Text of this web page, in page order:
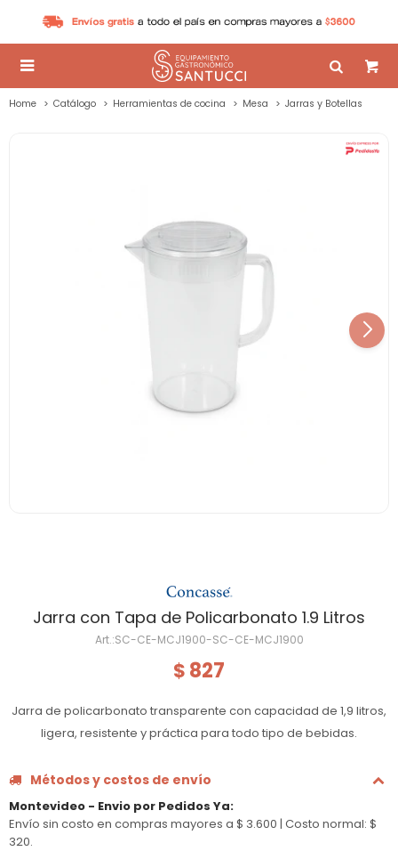

Home Catálogo Herramientas de cocina Mesa Jarras y Botellas
Jarra con Tapa de Policarbonato 1.9 Litros
SC-CE-MCJ1900-SC-CE-MCJ1900
$ 827
Jarra de policarbonato transparente con capacidad de 1,9 litros,
ligera, resistente y práctica para todo tipo de bebidas.
Métodos y costos de envío
Montevideo - Envio por Pedidos Ya:
Envío sin costo en compras mayores a $ 3.600 | Costo normal: $
320.